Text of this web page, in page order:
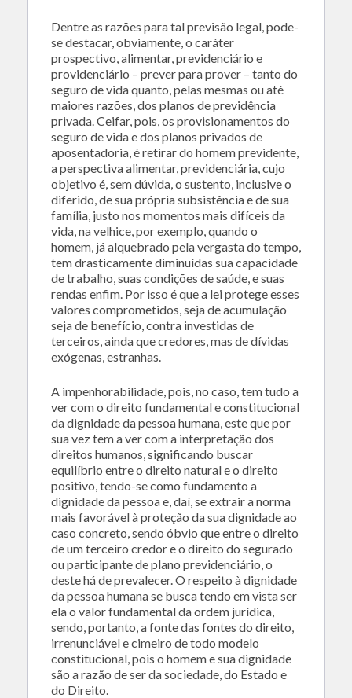
Dentre as razões para tal previsão legal, pode-
se destacar, obviamente, o caráter
prospectivo, alimentar, previdenciário e
providenciário – prever para prover – tanto do
seguro de vida quanto, pelas mesmas ou até
maiores razões, dos planos de previdência
privada. Ceifar, pois, os provisionamentos do
seguro de vida e dos planos privados de
aposentadoria, é retirar do homem previdente,
a perspectiva alimentar, previdenciária, cujo
objetivo é, sem dúvida, o sustento, inclusive o
diferido, de sua própria subsistência e de sua
família, justo nos momentos mais difíceis da
vida, na velhice, por exemplo, quando o
homem, já alquebrado pela vergasta do tempo,
tem drasticamente diminuídas sua capacidade
de trabalho, suas condições de saúde, e suas
rendas enfim. Por isso é que a lei protege esses
valores comprometidos, seja de acumulação
seja de benefício, contra investidas de
terceiros, ainda que credores, mas de dívidas
exógenas, estranhas.
A impenhorabilidade, pois, no caso, tem tudo a
ver com o direito fundamental e constitucional
da dignidade da pessoa humana, este que por
sua vez tem a ver com a interpretação dos
direitos humanos, significando buscar
equilíbrio entre o direito natural e o direito
positivo, tendo-se como fundamento a
dignidade da pessoa e, daí, se extrair a norma
mais favorável à proteção da sua dignidade ao
caso concreto, sendo óbvio que entre o direito
de um terceiro credor e o direito do segurado
ou participante de plano previdenciário, o
deste há de prevalecer. O respeito à dignidade
da pessoa humana se busca tendo em vista ser
ela o valor fundamental da ordem jurídica,
sendo, portanto, a fonte das fontes do direito,
irrenunciável e cimeiro de todo modelo
constitucional, pois o homem e sua dignidade
são a razão de ser da sociedade, do Estado e
do Direito.